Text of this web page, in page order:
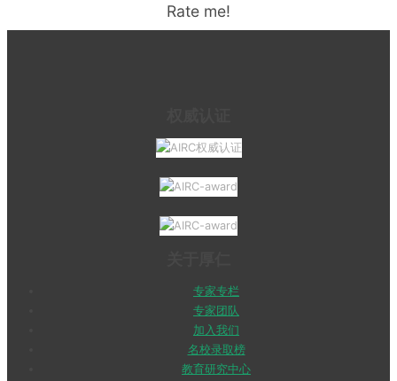
Rate me!
专家专栏
专家团队
加入我们
名校录取榜
教育研究中心